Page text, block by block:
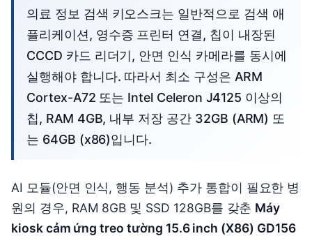
의료 정보 검색 키오스크는 일반적으로 검색 애
플리케이션, 영수증 프린터 연결, 칩이 내장된
CCCD 카드 리더기, 안면 인식 카메라를 동시에
실행해야 합니다. 따라서 최소 구성은 ARM
Cortex-A72 또는 Intel Celeron J4125 이상의
칩, RAM 4GB, 내부 저장 공간 32GB (ARM) 또
는 64GB (x86)입니다.
AI 모듈(안면 인식, 행동 분석) 추가 통합이 필요한 병
원의 경우, RAM 8GB 및 SSD 128GB를 갖춘 Máy
kiosk cảm ứng treo tường 15.6 inch (X86) GD156